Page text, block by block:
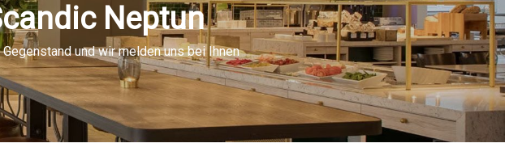
Neptun
und wir melden uns bei Ihnen